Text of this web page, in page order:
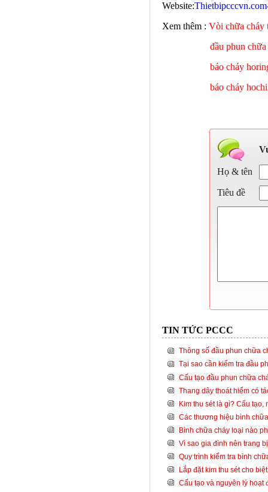
Website:Thietbipcccvn.com
Xem thêm : Vòi chữa cháy
đầu phun
báo cháy
báo cháy
Họ & tên
Tiêu đề
TIN TỨC PCCC
Thông số đầu phun chữa
Tại sao cần kiểm tra đầu
Cấu tạo đầu phun chữa
Thang dây thoát hiểm có
Kim thu sét là gì? Cấu
Các thương hiệu bình
Bình chữa cháy loại nào
Vì sao gia đình nên trang
Quy trình kiểm tra bình
Lắp đặt kim thu sét cho
Cấu tạo và nguyên lý hoạt